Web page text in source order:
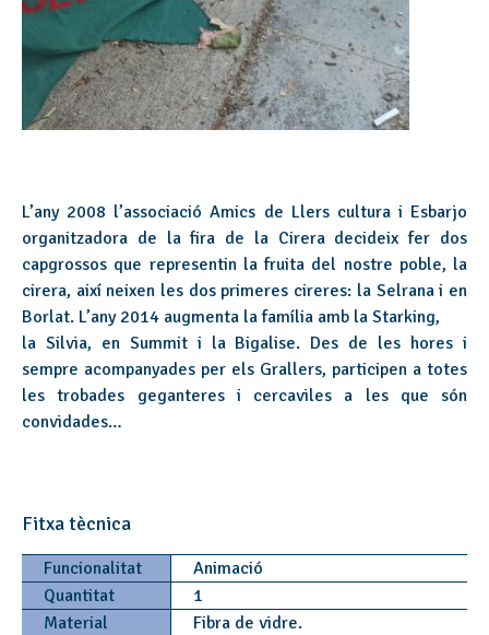
L’any 2008 l’associació Amics de Llers cultura i Esbarjo
organitzadora de la fira de la Cirera decideix fer dos
capgrossos que representin la fruita del nostre poble, la
cirera, així neixen les dos primeres cireres: la Selrana i en
Borlat. L’any 2014 augmenta la família amb la Starking,
la Silvia, en Summit i la Bigalise. Des de les hores i
sempre acompanyades per els Grallers, participen a totes
les trobades geganteres i cercaviles a les que són
convidades…
Fitxa tècnica
Funcionalitat
Animació
Quantitat
1
Material
Fibra de vidre.